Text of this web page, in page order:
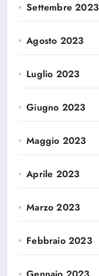
Settembre 2023
Agosto 2023
Luglio 2023
Giugno 2023
Maggio 2023
Aprile 2023
Marzo 2023
Febbraio 2023